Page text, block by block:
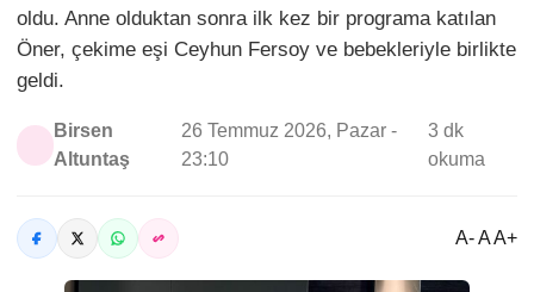
oldu. Anne olduktan sonra ilk kez bir programa katılan
Öner, çekime eşi Ceyhun Fersoy ve bebekleriyle birlikte
geldi.
Birsen
Altuntaş
26 Temmuz 2026, Pazar -
23:10
3 dk
okuma
A- A A+